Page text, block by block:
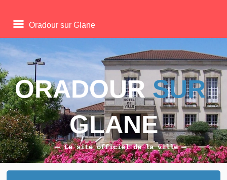
ORADOUR SUR
GLANE
Le site officiel de la ville
Oradour sur Glane